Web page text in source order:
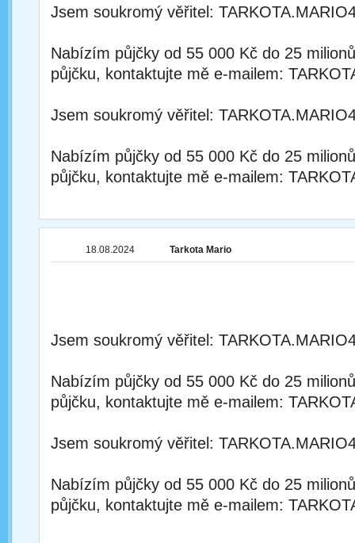
Jsem soukromý věřitel:
Nabízím půjčky od 55 000 Kč do 25
půjčku, kontaktujte mě e-mailem:
Jsem soukromý věřitel:
Nabízím půjčky od 55 000 Kč do 25
půjčku, kontaktujte mě e-mailem:
18.08.2024 Tarkota Mario
Jsem soukromý věřitel:
Nabízím půjčky od 55 000 Kč do 25
půjčku, kontaktujte mě e-mailem:
Jsem soukromý věřitel:
Nabízím půjčky od 55 000 Kč do 25
půjčku, kontaktujte mě e-mailem: